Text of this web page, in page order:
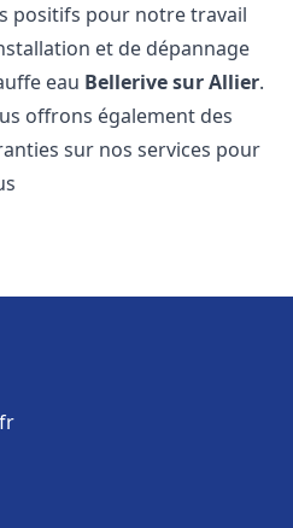
positifs pour notre travail
et de dépannage
eau Bellerive sur Allier.
offrons également des
sur nos services pour